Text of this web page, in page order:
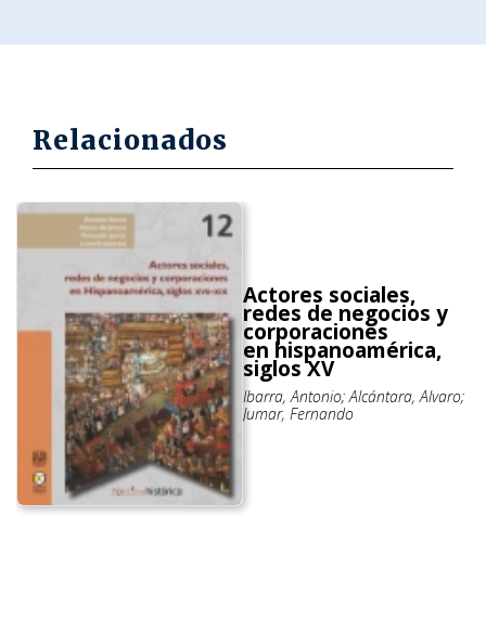
Relacionados
Actores sociales,
redes de negocios y
corporaciones
en hispanoamérica,
siglos XV
Ibarra, Antonio; Alcántara, Alvaro;
Jumar, Fernando